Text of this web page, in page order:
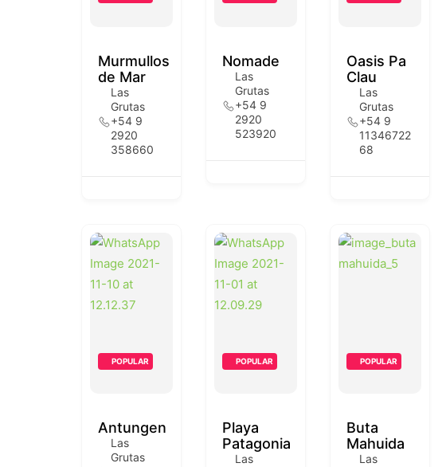
Murmullos
de Mar
Las
Grutas
+54 9
2920
358660
Nomade
Las
Grutas
+54 9
2920
523920
Oasis Pa
Clau
Las
Grutas
+54 9
11346722
68
POPULAR
Antungen
Las
Grutas
POPULAR
Playa
Patagonia
Las
POPULAR
Buta
Mahuida
Las